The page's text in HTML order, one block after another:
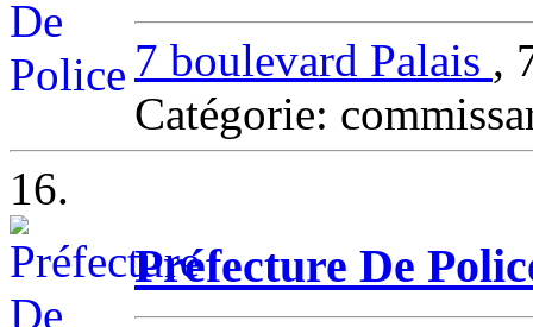
7 boulevard Palais ,
Catégorie:
16.
Préfecture De